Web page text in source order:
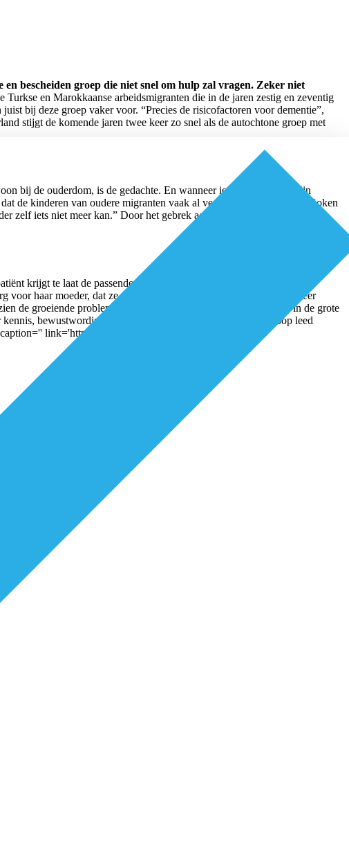
bescheiden groep die niet snel om hulp zal vragen. Zeker niet
Turkse en Marokkaanse arbeidsmigranten die in de jaren zestig en zeventig
bij deze groep vaker voor. “Precies de risicofactoren voor dementie”,
stijgt de komende jaren twee keer zo snel als de autochtone groep met
bij de ouderdom, is de gedachte. En wanneer iemand slecht uit zijn
de kinderen van oudere migranten vaak al veel taken overnemen. “Koken
zelf iets niet meer kan.” Door het gebrek aan kennis over dementie is de
krijgt te laat de passende zorg die de gevolgen van dementie kan
voor haar moeder, dat ze zelf haar baan op moet zeggen. Dit kan weer
de groeiende problematiek – in 2030 is één op de drie ouderen in de grote
bewustwording en samenwerking in de wijk kan een hoop leed
link='https://e5azagqfxrm.exactdn.com/wp-